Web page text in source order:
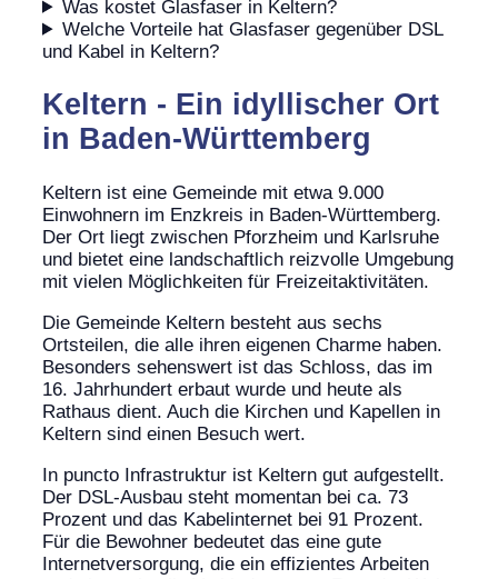
Was kostet Glasfaser in Keltern?
Welche Vorteile hat Glasfaser gegenüber DSL
und Kabel in Keltern?
Keltern - Ein idyllischer Ort
in Baden-Württemberg
Keltern ist eine Gemeinde mit etwa 9.000
Einwohnern im Enzkreis in Baden-Württemberg.
Der Ort liegt zwischen Pforzheim und Karlsruhe
und bietet eine landschaftlich reizvolle Umgebung
mit vielen Möglichkeiten für Freizeitaktivitäten.
Die Gemeinde Keltern besteht aus sechs
Ortsteilen, die alle ihren eigenen Charme haben.
Besonders sehenswert ist das Schloss, das im
16. Jahrhundert erbaut wurde und heute als
Rathaus dient. Auch die Kirchen und Kapellen in
Keltern sind einen Besuch wert.
In puncto Infrastruktur ist Keltern gut aufgestellt.
Der DSL-Ausbau steht momentan bei ca. 73
Prozent und das Kabelinternet bei 91 Prozent.
Für die Bewohner bedeutet das eine gute
Internetversorgung, die ein effizientes Arbeiten